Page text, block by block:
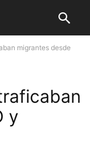
migrantes desde
y